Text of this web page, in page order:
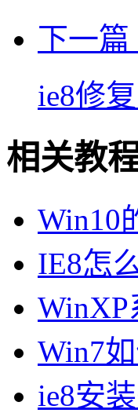
下一篇
ie8修
相关教
Win10
IE8怎
Win7
ie8安